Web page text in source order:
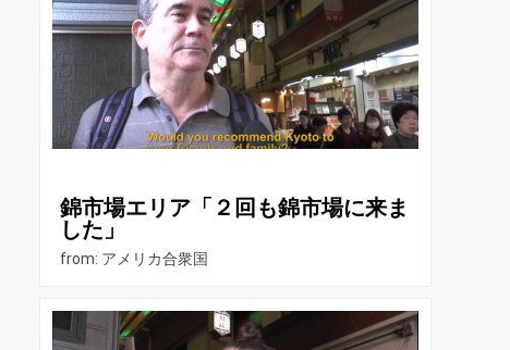
錦市場エリア「２回も錦市場に来ま
した」
from: アメリカ合衆国